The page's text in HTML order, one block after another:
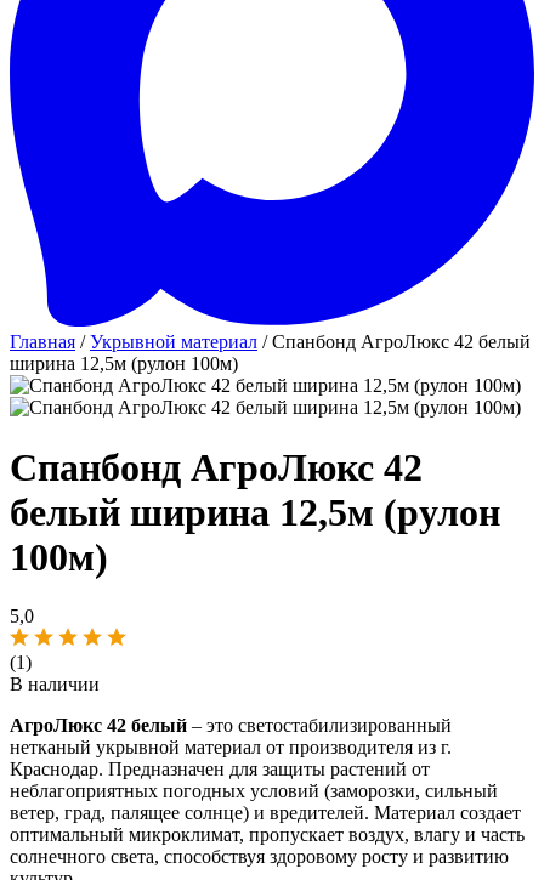
Главная /Укрывной материал / Спанбонд АгроЛюкс 42 белый
ширина 12,5м (рулон 100м)
Спанбонд АгроЛюкс 42
белый ширина 12,5м (рулон
100м)
5,0
(1)
В наличии
АгроЛюкс 42 белый – это светостабилизированный
нетканый укрывной материал от производителя из г.
Краснодар. Предназначен для защиты растений от
неблагоприятных погодных условий (заморозки, сильный
ветер, град, палящее солнце) и вредителей. Материал создает
оптимальный микроклимат, пропускает воздух, влагу и часть
солнечного света, способствуя здоровому росту и развитию